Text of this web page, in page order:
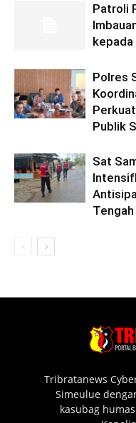
Patroli
Polres
Publik
Sat
Tribratanews
Simeulue
kasubag